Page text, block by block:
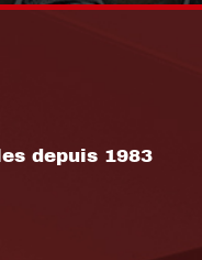
depuis 1983